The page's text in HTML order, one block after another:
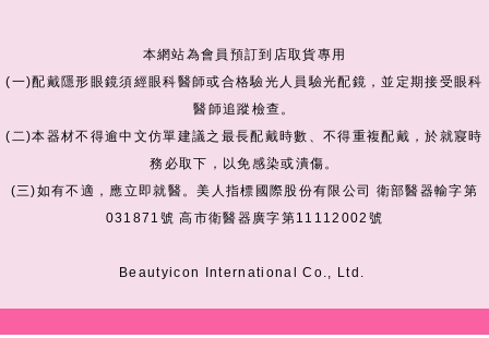
本網站為會員預訂到店取貨專用
(一)配戴隱形眼鏡須經眼科醫師或合格驗光人員驗光配鏡，並定期接受眼科
醫師追蹤檢查。
(二)本器材不得逾中文仿單建議之最長配戴時數、不得重複配戴，於就寢時
務必取下，以免感染或潰傷。
(三)如有不適，應立即就醫。美人指標國際股份有限公司 衛部醫器輸字第
031871號 高市衛醫器廣字第11112002號
Beautyicon International Co., Ltd.